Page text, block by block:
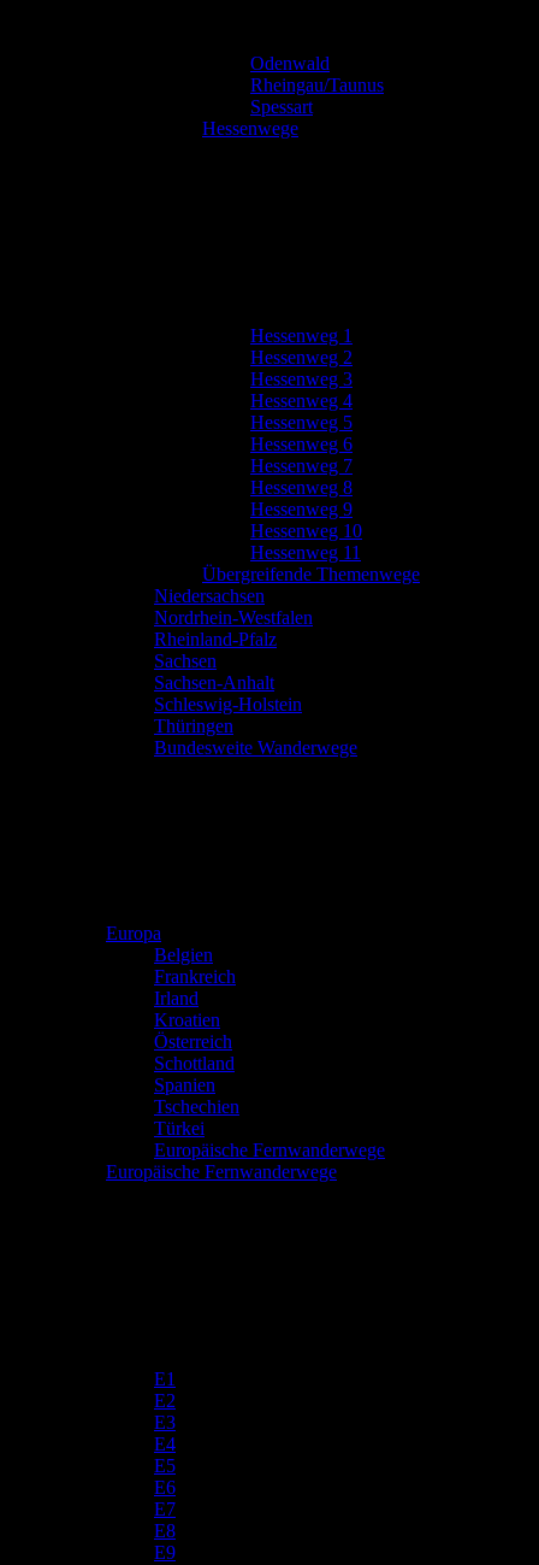
Odenwald
Rheingau/Taunus
Spessart
Hessenwege
Hessenweg 1
Hessenweg 2
Hessenweg 3
Hessenweg 4
Hessenweg 5
Hessenweg 6
Hessenweg 7
Hessenweg 8
Hessenweg 9
Hessenweg 10
Hessenweg 11
Übergreifende Themenwege
Niedersachsen
Nordrhein-Westfalen
Rheinland-Pfalz
Sachsen
Sachsen-Anhalt
Schleswig-Holstein
Thüringen
Bundesweite Wanderwege
Europa
Belgien
Frankreich
Irland
Kroatien
Österreich
Schottland
Spanien
Tschechien
Türkei
Europäische Fernwanderwege
Europäische Fernwanderwege
E1
E2
E3
E4
E5
E6
E7
E8
E9